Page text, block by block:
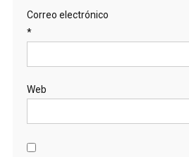
Correo electrónico
*
Web